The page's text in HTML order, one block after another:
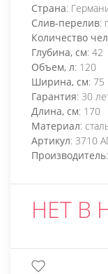
Страна:
Слив-перелив:
Количество
Глубина, см: 42
Объем, л: 120
Ширина, см: 75
Гарантия: 30
Длина, см: 170
Материал:
Артикул: 3710
Производитель
НЕТ В